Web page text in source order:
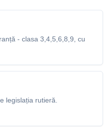
- clasa 3,4,5,6,8,9, cu
legislația rutieră.